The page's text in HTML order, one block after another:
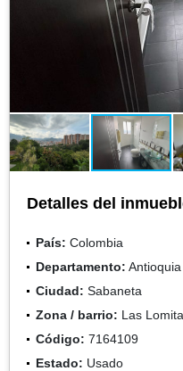
Detalles del
País: Colombia
Departamento: Antioquia
Ciudad: Sabaneta
Zona / barrio: Las
Código: 7164109
Estado: Usado